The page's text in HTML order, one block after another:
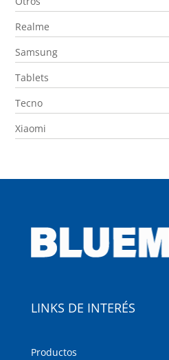
Realme
Samsung
Tablets
Tecno
Xiaomi
LINKS DE INTERÉS
Productos